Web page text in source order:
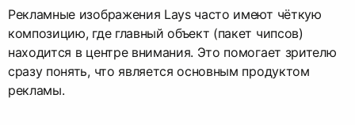
Рекламные изображения Lays часто имеют чёткую
композицию, где главный объект (пакет чипсов)
находится в центре внимания. Это помогает зрителю
сразу понять, что является основным продуктом
рекламы.